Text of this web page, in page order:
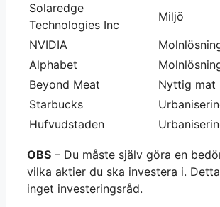
Solaredge
Technologies Inc
Miljö
NVIDIA
Alphabet
Beyond Meat
Nyttig mat
Starbucks
Hufvudstaden
OBS – Du måste själv göra en
vilka aktier du ska investera i.
inget investeringsråd.